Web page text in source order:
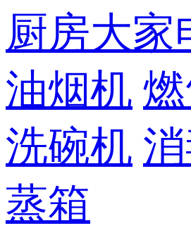
厨房大家
油烟机
洗碗机
蒸箱